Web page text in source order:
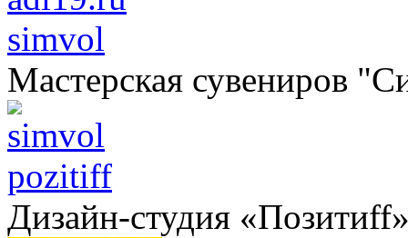
simvol
Мастерская сувениров
pozitiff
Дизайн-студия